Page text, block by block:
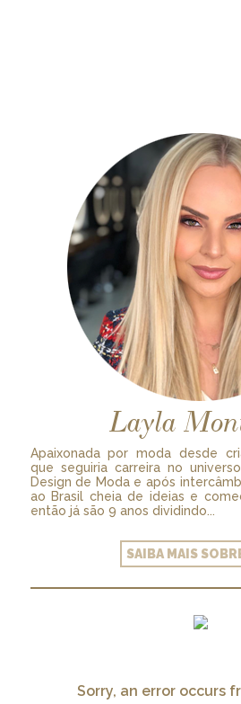
Layla
Apaixonada por moda desde
que seguiria carreira no
Design de Moda e após
ao Brasil cheia de ideias e
então já são 9 anos dividindo...
SAIBA MAIS
Sorry, an error occurs